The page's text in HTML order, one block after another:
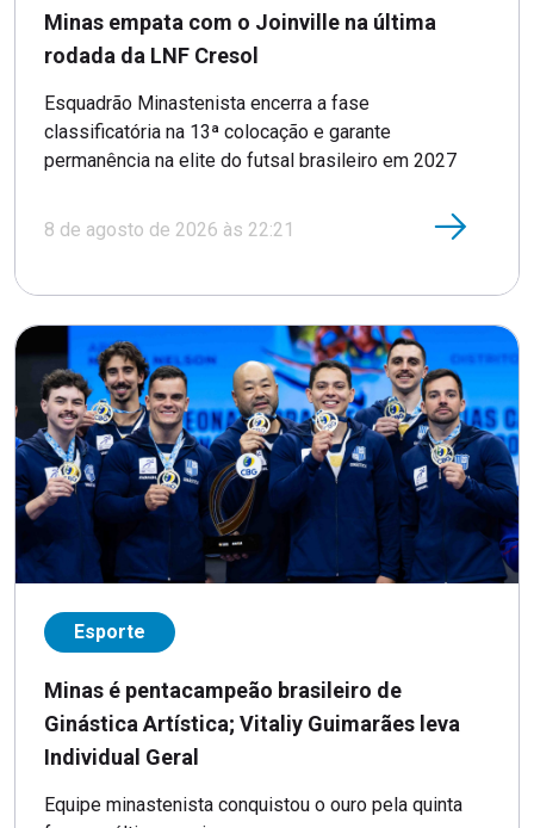
Minas empata com o Joinville na última
rodada da LNF Cresol
Esquadrão Minastenista encerra a fase
classificatória na 13ª colocação e garante
permanência na elite do futsal brasileiro em 2027
8 de agosto de 2026 às 22:21
Esporte
Minas é pentacampeão brasileiro de
Ginástica Artística; Vitaliy Guimarães leva
Individual Geral
Equipe minastenista conquistou o ouro pela quinta